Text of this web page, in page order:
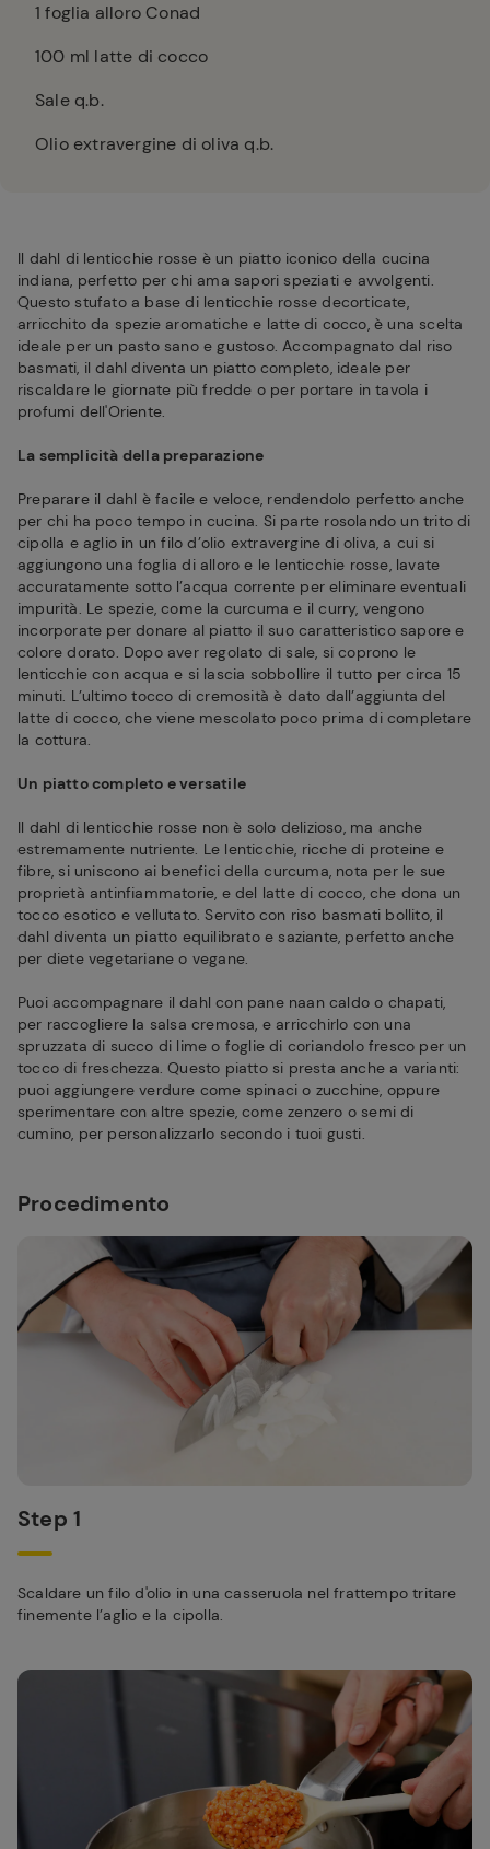
1 foglia alloro Conad
100 ml latte di cocco
Sale q.b.
Olio extravergine di oliva q.b.
Il dahl di lenticchie rosse è un piatto iconico della cucina
indiana, perfetto per chi ama sapori speziati e avvolgenti.
Questo stufato a base di lenticchie rosse decorticate,
arricchito da spezie aromatiche e latte di cocco, è una scelta
ideale per un pasto sano e gustoso. Accompagnato dal riso
basmati, il dahl diventa un piatto completo, ideale per
riscaldare le giornate più fredde o per portare in tavola i
profumi dell'Oriente.
La semplicità della preparazione
Preparare il dahl è facile e veloce, rendendolo perfetto anche
per chi ha poco tempo in cucina. Si parte rosolando un trito di
cipolla e aglio in un filo d’olio extravergine di oliva, a cui si
aggiungono una foglia di alloro e le lenticchie rosse, lavate
accuratamente sotto l’acqua corrente per eliminare eventuali
impurità. Le spezie, come la curcuma e il curry, vengono
incorporate per donare al piatto il suo caratteristico sapore e
colore dorato. Dopo aver regolato di sale, si coprono le
lenticchie con acqua e si lascia sobbollire il tutto per circa 15
minuti. L’ultimo tocco di cremosità è dato dall’aggiunta del
latte di cocco, che viene mescolato poco prima di completare
la cottura.
Un piatto completo e versatile
Il dahl di lenticchie rosse non è solo delizioso, ma anche
estremamente nutriente. Le lenticchie, ricche di proteine e
fibre, si uniscono ai benefici della curcuma, nota per le sue
proprietà antinfiammatorie, e del latte di cocco, che dona un
tocco esotico e vellutato. Servito con riso basmati bollito, il
dahl diventa un piatto equilibrato e saziante, perfetto anche
per diete vegetariane o vegane.
Puoi accompagnare il dahl con pane naan caldo o chapati,
per raccogliere la salsa cremosa, e arricchirlo con una
spruzzata di succo di lime o foglie di coriandolo fresco per un
tocco di freschezza. Questo piatto si presta anche a varianti:
puoi aggiungere verdure come spinaci o zucchine, oppure
sperimentare con altre spezie, come zenzero o semi di
cumino, per personalizzarlo secondo i tuoi gusti.
Procedimento
Step 1
Scaldare un filo d'olio in una casseruola nel frattempo tritare
finemente l’aglio e la cipolla.